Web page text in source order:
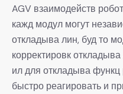
AGV взаимодейств
кажд модул могут
откладыва лин, буд то
корректировк
ил для откладыва
быстро реагировать и